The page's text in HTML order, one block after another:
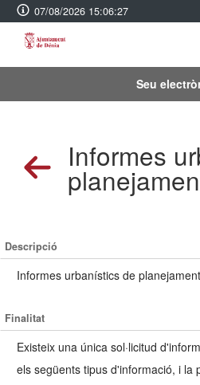
07/08/2026 15:06:27
Seu
Informes
Descripció
Informes urbanístics de planejament
Finalitat
Existeix una única sol·licitud
els següents tipus d'informació, i la